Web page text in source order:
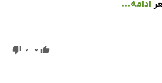
ادامه...
0
0